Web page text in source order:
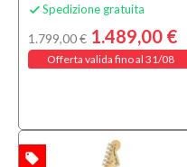
 Spedizione gratuita
1.799,00 € 1.489,00 €
Offerta valida fino al 31/08
local_offer